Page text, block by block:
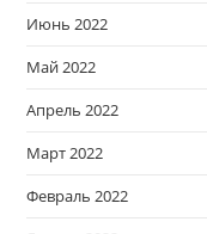
Июнь 2022
Май 2022
Апрель 2022
Март 2022
Февраль 2022